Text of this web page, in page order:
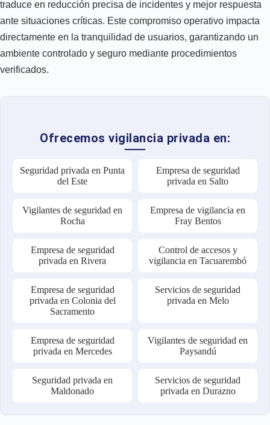
traduce en reducción precisa de incidentes y mejor respuesta
ante situaciones críticas. Este compromiso operativo impacta
directamente en la tranquilidad de usuarios, garantizando un
ambiente controlado y seguro mediante procedimientos
verificados.
Ofrecemos vigilancia privada en:
Seguridad privada en Punta
del Este
Empresa de seguridad
privada en Salto
Vigilantes de seguridad en
Rocha
Empresa de vigilancia en
Fray Bentos
Empresa de seguridad
privada en Rivera
Control de accesos y
vigilancia en Tacuarembó
Empresa de seguridad
privada en Colonia del
Sacramento
Servicios de seguridad
privada en Melo
Empresa de seguridad
privada en Mercedes
Vigilantes de seguridad en
Paysandú
Seguridad privada en
Maldonado
Servicios de seguridad
privada en Durazno